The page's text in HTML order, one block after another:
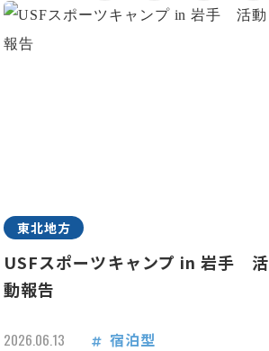
東北地方
USFスポーツキャンプ in 岩手 活
動報告
2026.06.13 宿泊型